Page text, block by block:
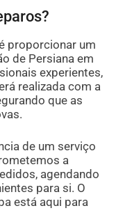
proporcionar um
de Persiana em
experientes,
realizada com a
que as
de um serviço
a
agendando
para si. O
está aqui para